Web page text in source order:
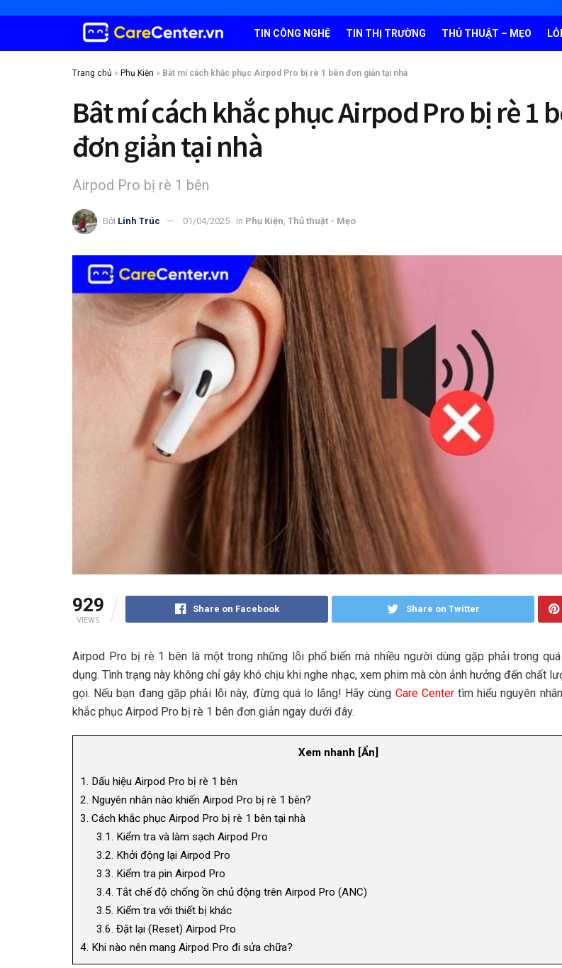
TIN CÔNG NGHỆ TIN THỊ TRƯỜNG THỦ THUẬT – MẸO
Trang chủ » Phụ Kiện » Bât mí cách khắc phục Airpod Pro bị rè 1 bên đơn giản tại nhà
Bât mí cách khắc phục Airpod Pro bị rè 1
đơn giản tại nhà
Airpod Pro bị rè 1 bên
Bởi Linh Trúc 01/04/2025 in Phụ Kiện Thủ thuật - Mẹo
929
VIEWS
Share on Facebook Share on Twitter
Airpod Pro bị rè 1 bên là một trong những lỗi phổ biến mà nhiều người dùng gặp phải trong
dụng. Tình trạng này không chỉ gây khó chịu khi nghe nhạc, xem phim mà còn ảnh hưởng đến chất
gọi. Nếu bạn đang gặp phải lỗi này, đừng quá lo lắng! Hãy cùng Care Centertìm hiểu nguyên
khắc phục Airpod Pro bị rè 1 bên đơn giản ngay dưới đây.
Xem nhanh [Ẩn]
1. Dấu hiệu Airpod Pro bị rè 1 bên
2. Nguyên nhân nào khiến Airpod Pro bị rè 1 bên?
3. Cách khắc phục Airpod Pro bị rè 1 bên tại nhà
3.1. Kiểm tra và làm sạch Airpod Pro
3.2. Khởi động lại Airpod Pro
3.3. Kiểm tra pin Airpod Pro
3.4. Tắt chế độ chống ồn chủ động trên Airpod Pro (ANC)
3.5. Kiểm tra với thiết bị khác
3.6. Đặt lại (Reset) Airpod Pro
4. Khi nào nên mang Airpod Pro đi sửa chữa?